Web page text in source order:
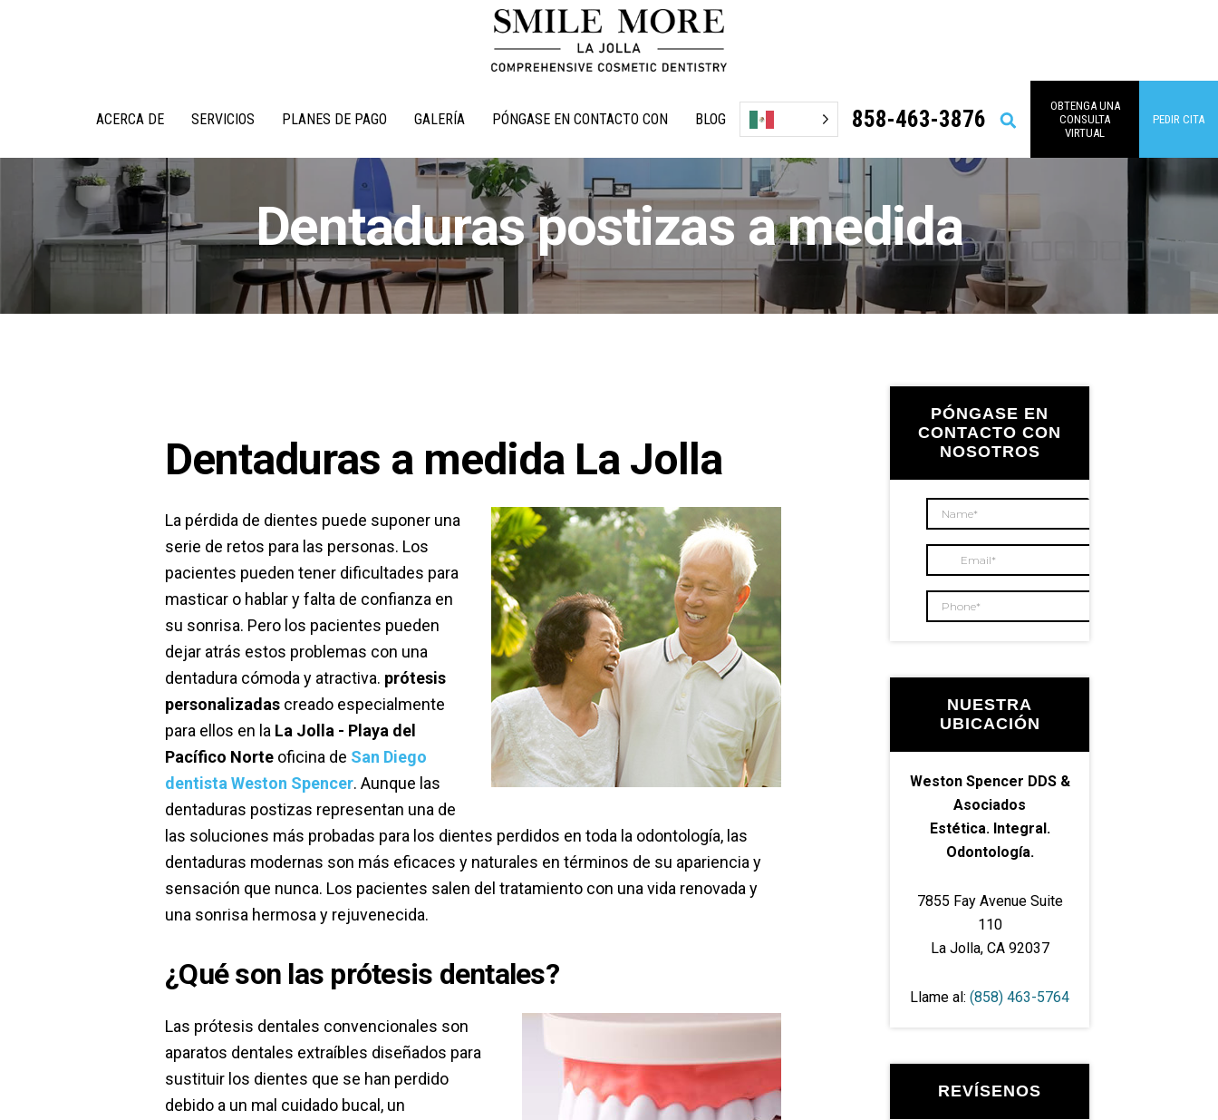
ACERCA DE SERVICIOS PLANES DE PAGO GALERÍA PÓNGASE EN CONTACTO CON BLOG 858-463-3876
Buscar
en
OBTENGA UNA
CONSULTA
VIRTUAL
PEDIR CITA
Dentaduras postizas a medida
Dentaduras a medida La Jolla
La pérdida de dientes puede suponer una
serie de retos para las personas. Los
pacientes pueden tener dificultades para
masticar o hablar y falta de confianza en
su sonrisa. Pero los pacientes pueden
dejar atrás estos problemas con una
dentadura cómoda y atractiva. prótesis
personalizadas creado especialmente
para ellos en la La Jolla - Playa del
Pacífico Norte oficina de San Diego
dentista Weston Spencer. Aunque las
dentaduras postizas representan una de
las soluciones más probadas para los dientes perdidos en toda la odontología, las
dentaduras modernas son más eficaces y naturales en términos de su apariencia y
sensación que nunca. Los pacientes salen del tratamiento con una vida renovada y
una sonrisa hermosa y rejuvenecida.
¿Qué son las prótesis dentales?
Las prótesis dentales convencionales son
aparatos dentales extraíbles diseñados para
sustituir los dientes que se han perdido
debido a un mal cuidado bucal, un
Barra
lateral
principal
PÓNGASE EN
CONTACTO CON
NOSOTROS
NUESTRA
UBICACIÓN
Weston Spencer DDS &
Asociados
Estética. Integral.
Odontología.
7855 Fay Avenue Suite
110
La Jolla, CA 92037
Llame al: (858) 463-5764
REVÍSENOS